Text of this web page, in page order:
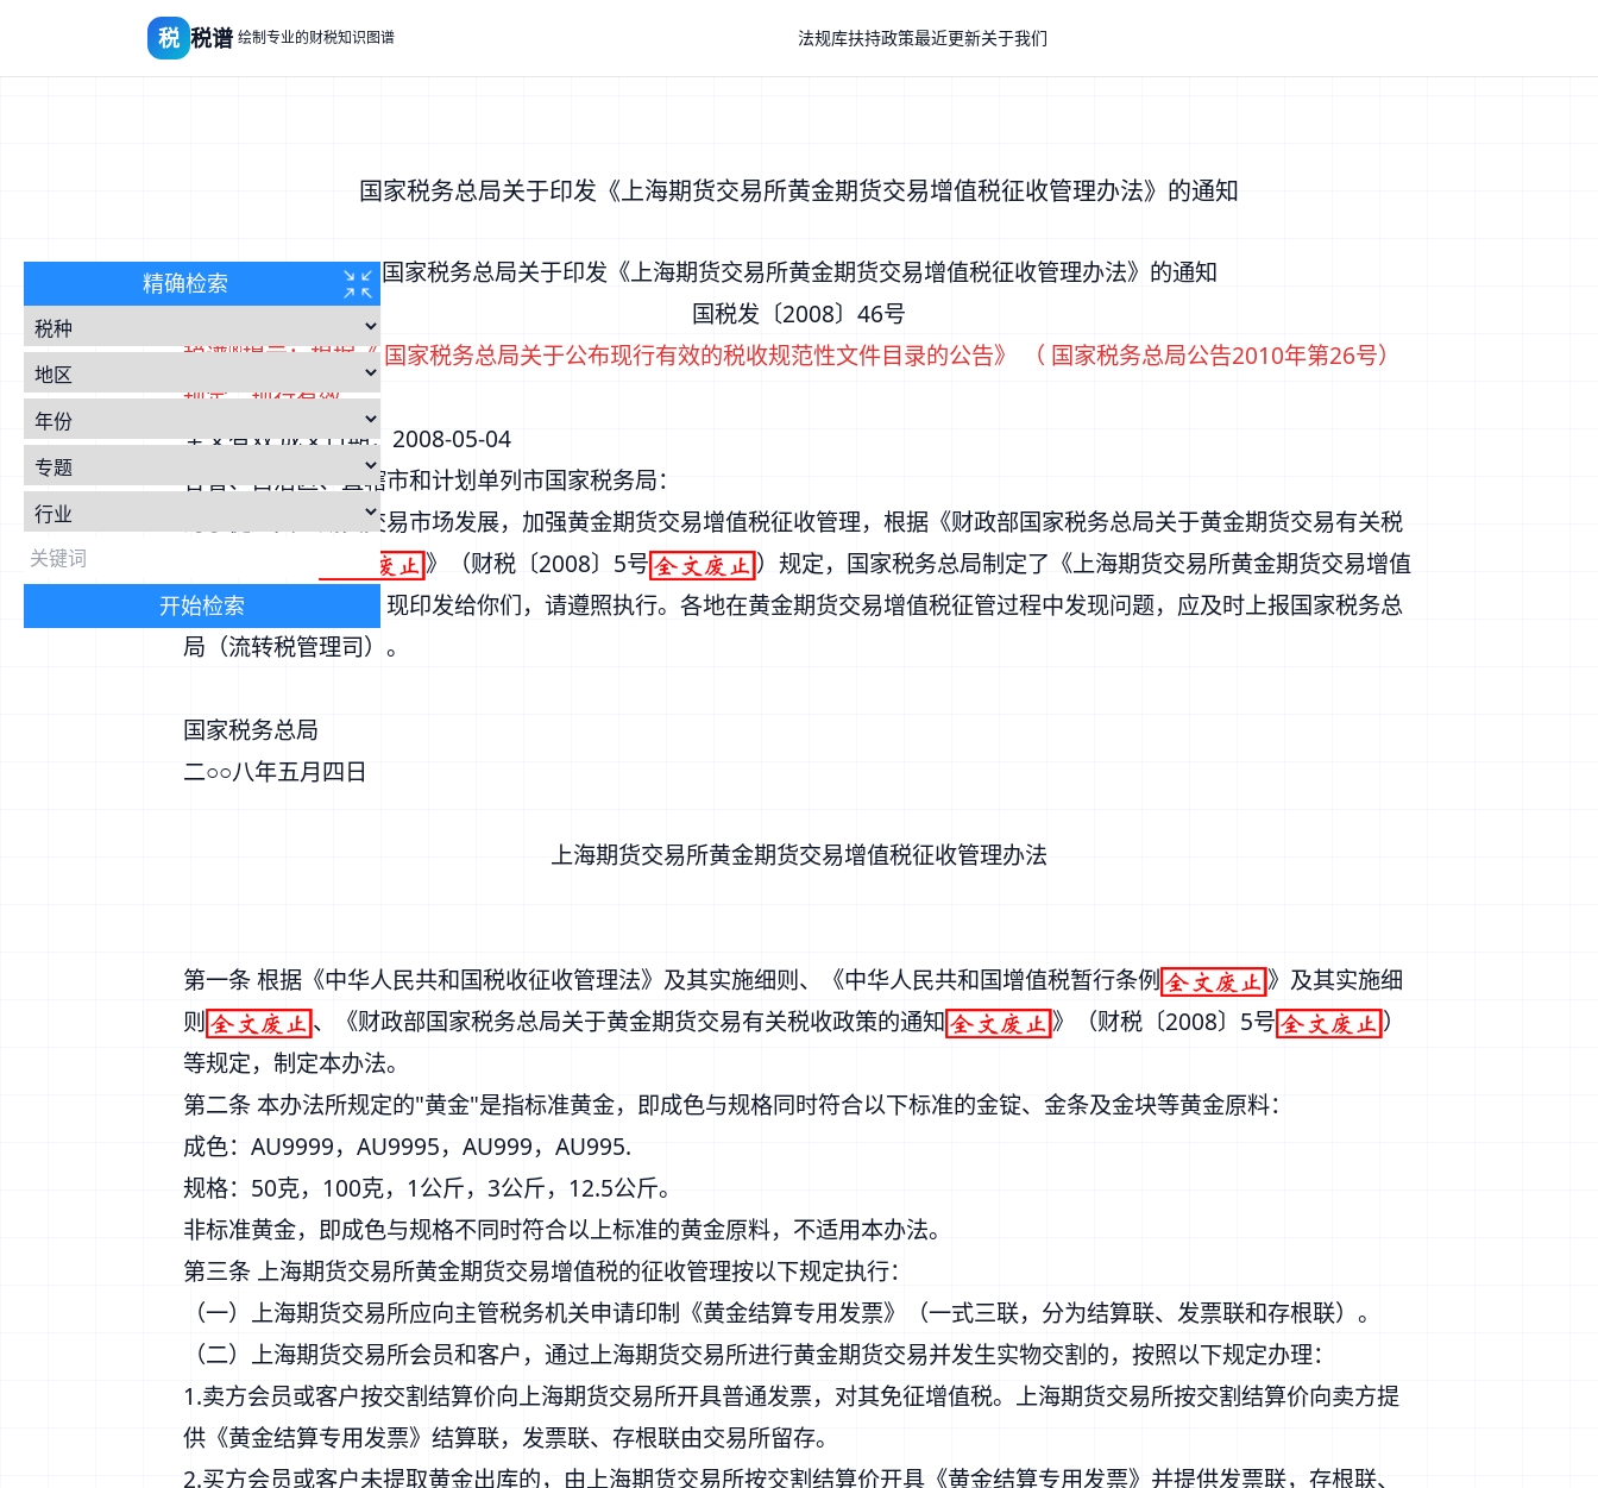
税 税谱 绘制专业的财税知识图谱 法规库扶持政策最近更新关于我们
国家税务总局关于印发《上海期货交易所黄金期货交易增值税征收管理办法》的通知
国家税务总局关于印发《上海期货交易所黄金期货交易增值税征收管理办法》的通知
国税发〔2008〕46号
税谱®提示：根据《国家税务总局关于公布现行有效的税收规范性文件目录的公告》 （ 国家税务总局公告2010年第26号）
规定，现行有效
全文有效 成文日期：2008-05-04
各省、自治区、直辖市和计划单列市国家税务局：
为了促进黄金期货交易市场发展，加强黄金期货交易增值税征收管理，根据《财政部国家税务总局关于黄金期货交易有关税
》（财税〔2008〕5号 ） 规定，国家税务总局制定了《上海期货交易所黄金期货交易增值
税征收管理办法》，现印发给你们，请遵照执行。各地在黄金期货交易增值税征管过程中发现问题，应及时上报国家税务总
局（流转税管理司）。
国家税务总局
二○○八年五月四日
上海期货交易所黄金期货交易增值税征收管理办法
第一条 根据《中华人民共和国税收征收管理法》及其实施细则、《中华人民共和国增值税暂行条例 》及其实施细
则
、《财政部国家税务总局关于黄金期货交易有关税收政策的通知 》（财税〔2008〕5号
）
等规定，制定本办法。
第二条 本办法所规定的"黄金"是指标准黄金，即成色与规格同时符合以下标准的金锭、金条及金块等黄金原料：
成色：AU9999，AU9995，AU999，AU995.
规格：50克，100克，1公斤，3公斤，12.5公斤。
非标准黄金，即成色与规格不同时符合以上标准的黄金原料，不适用本办法。
第三条 上海期货交易所黄金期货交易增值税的征收管理按以下规定执行：
（一）上海期货交易所应向主管税务机关申请印制《黄金结算专用发票》（一式三联，分为结算联、发票联和存根联）。
（二）上海期货交易所会员和客户，通过上海期货交易所进行黄金期货交易并发生实物交割的，按照以下规定办理：
1.卖方会员或客户按交割结算价向上海期货交易所开具普通发票，对其免征增值税。上海期货交易所按交割结算价向卖方提
供《黄金结算专用发票》结算联，发票联、存根联由交易所留存。
2.买方会员或客户未提取黄金出库的，由上海期货交易所按交割结算价开具《黄金结算专用发票》并提供发票联，存根联、
精确检索
开始检索